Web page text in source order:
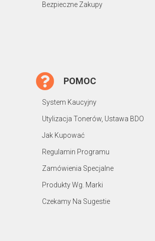
Bezpieczne Zakupy
POMOC
System Kaucyjny
Utylizacja Tonerów, Ustawa BDO
Jak Kupować
Regulamin Programu
Zamówienia Specjalne
Produkty Wg. Marki
Czekamy Na Sugestie